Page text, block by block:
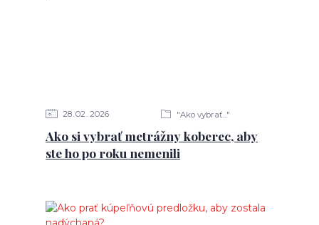
28 02 2026 "Ako vybrať..."
Ako si vybrať metrážny koberec, aby
ste ho po roku nemenili